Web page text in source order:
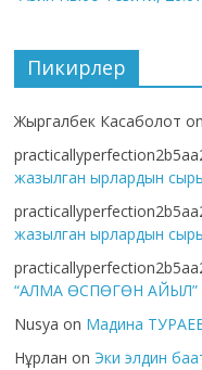
Пикирлер
Жыргалбек Касаболот on
жазылган ырлардын
жазылган ырлардын
“АЛМА ӨСПӨГӨН АЙЫЛ”
Nusya on Мадина
Нұрлан on Эки элдин